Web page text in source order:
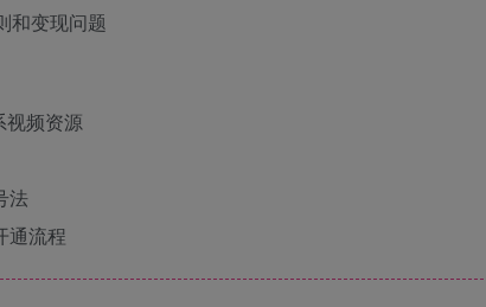
和变现问题
视频资源
法
通流程